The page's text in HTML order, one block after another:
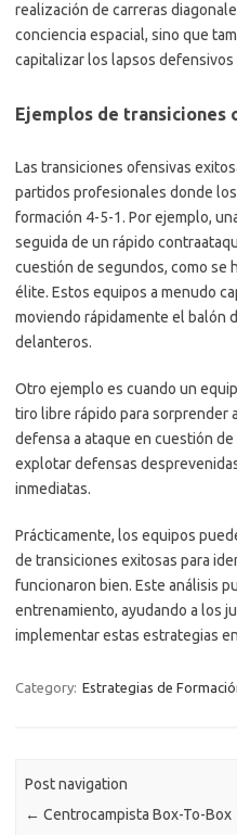
realización de carreras
conciencia espacial, sino que
capitalizar los lapsos
Ejemplos de transiciones
Las transiciones ofensivas
partidos profesionales donde
formación 4-5-1. Por ejemplo,
seguida de un rápido
cuestión de segundos, como se
élite. Estos equipos a menudo
moviendo rápidamente el balón
delanteros.
Otro ejemplo es cuando un
tiro libre rápido para sorprender
defensa a ataque en cuestión
explotar defensas
inmediatas.
Prácticamente, los equipos
de transiciones exitosas para
funcionaron bien. Este análisis
entrenamiento, ayudando a los
implementar estas estrategias
Category: Estrategias de
Post navigation
← Centrocampista Box-To-Box